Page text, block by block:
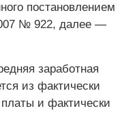
постановлением
№ 922, далее —
заработная
из фактически
и фактически